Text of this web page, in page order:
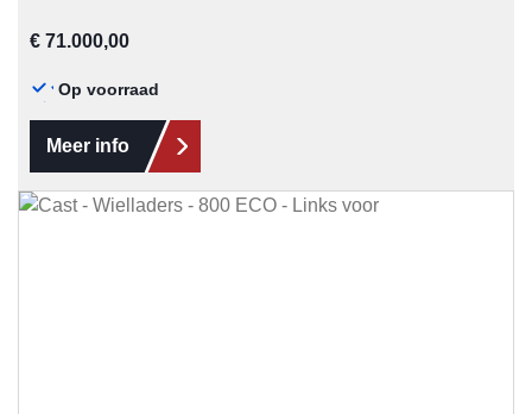
Normale prijs:
€ 71.000,00
Op voorraad
Meer info